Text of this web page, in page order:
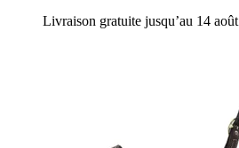
Livraison gratuite jusqu’au 14 août